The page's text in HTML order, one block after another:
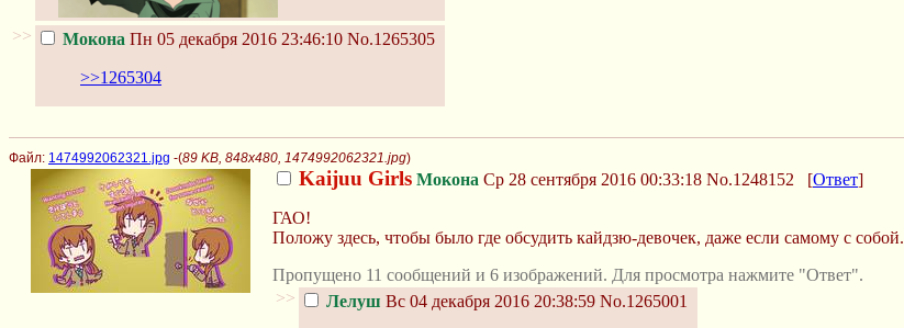
>> Мокона Пн 05 декабря 2016 23:46:10 No.1265305
>>1265304
Файл: 1474992062321.jpg -(89 KB, 848x480, 1474992062321.jpg)
Kaijuu Girls Мокона Ср 28 сентября 2016 00:33:18 No.1248152 [Ответ]
ГАО!
Положу здесь, чтобы было где обсудить кайдзю-девочек, даже если самому с собой.
Пропущено 11 сообщений и 6 изображений. Для просмотра нажмите "Ответ".
>>
Лелуш Вс 04 декабря 2016 20:38:59 No.1265001